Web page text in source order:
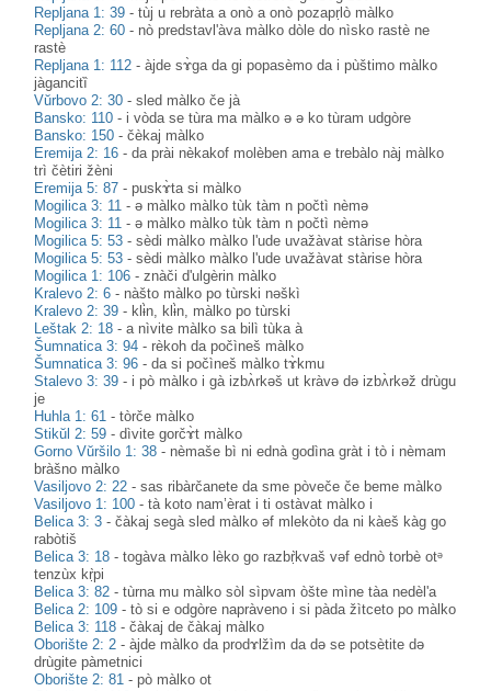
Repljana 1: 39 -tùj u rebràta a onò a onò pozapṛlò màlko
Repljana 2: 60 - nò predstavl'àva màlko dòle do nìsko rastè ne
rastè
Repljana 1: 112 -àjde sɤ̀ga da gi popasèmo da i pùštimo màlko
jàgancitȉ
Vŭrbovo 2: 30 -sled màlko če jà
Bansko: 110 - i vòda se tùra ma màlko ə ə ko tùram udgòre
Bansko: 150 -čèkaj màlko
Eremija 2: 16 -da prài nèkakof molèben ama e trebàlo nàj màlko
trì čètiri žèni
Eremija 5: 87 -puskɤ̀ta si màlko
Mogilica 3: 11 -ə màlko màlko tùk tàm n počtì nèmə
Mogilica 3: 11 -ə màlko màlko tùk tàm n počtì nèmə
Mogilica 5: 53 -sèdi màlko màlko l'ude uvažàvat stàrise hòra
Mogilica 5: 53 -sèdi màlko màlko l'ude uvažàvat stàrise hòra
Mogilica 1: 106 -znàči d'ulgèrin màlko
Kralevo 2: 6 - nàšto màlko po tùrski nəškì
Kralevo 2: 39 - klɨ̀n, klɨ̀n, màlko po tùrski
Leštak 2: 18 -a nìvite màlko sa bilì tùka à
Šumnatica 3: 94 - rèkoh da počìneš màlko
Šumnatica 3: 96 -da si počìneš màlko tɤ̀kmu
Stalevo 3: 39 - i pò màlko i gà izbʌ̀rkəš ut kràvə də izbʌ̀rkəž drùgu
je
Huhla 1: 61 -tòrče màlko
Stikŭl 2: 59 -dìvite gorčɤ̀t màlko
Gorno Vŭršilo 1: 38 - nèmaše bì ni ednà godìna gràt i tò i nèmam
bràšno màlko
Vasiljovo 2: 22 -sas ribàrčanete da sme pòveče če beme màlko
Vasiljovo 1: 100 -tà koto nam’èrat i ti ostàvat màlko i
Belica 3: 3 -čàkaj segà sled màlko əf mlekòto da ni kàeš kàg go
rabòtiš
Belica 3: 18 -togàva màlko lèko go razbṛ̀kvaš vəf ednò torbè otᵊ
tenzùx kṛ̀pi
Belica 3: 82 -tùrna mu màlko sòl sìpvam òšte mìne tàa nedèl'a
Belica 2: 109 -tò si e odgòre napràveno i si pàda žìtceto po màlko
Belica 3: 118 -čàkaj de čàkaj màlko
Oborište 2: 2 -àjde màlko da prodɤlžìm da də se potsètite də
drùgite pàmetnici
Oborište 2: 81 -pò màlko ot